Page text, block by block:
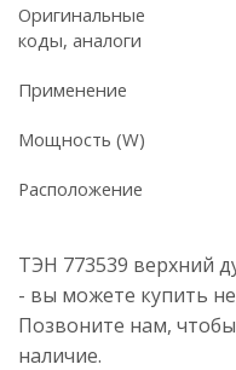
Оригинальные
коды, аналоги
Применение
Мощность (W)
Расположение
ТЭН 773539 верхний
- вы можете купить
Позвоните нам,
наличие.